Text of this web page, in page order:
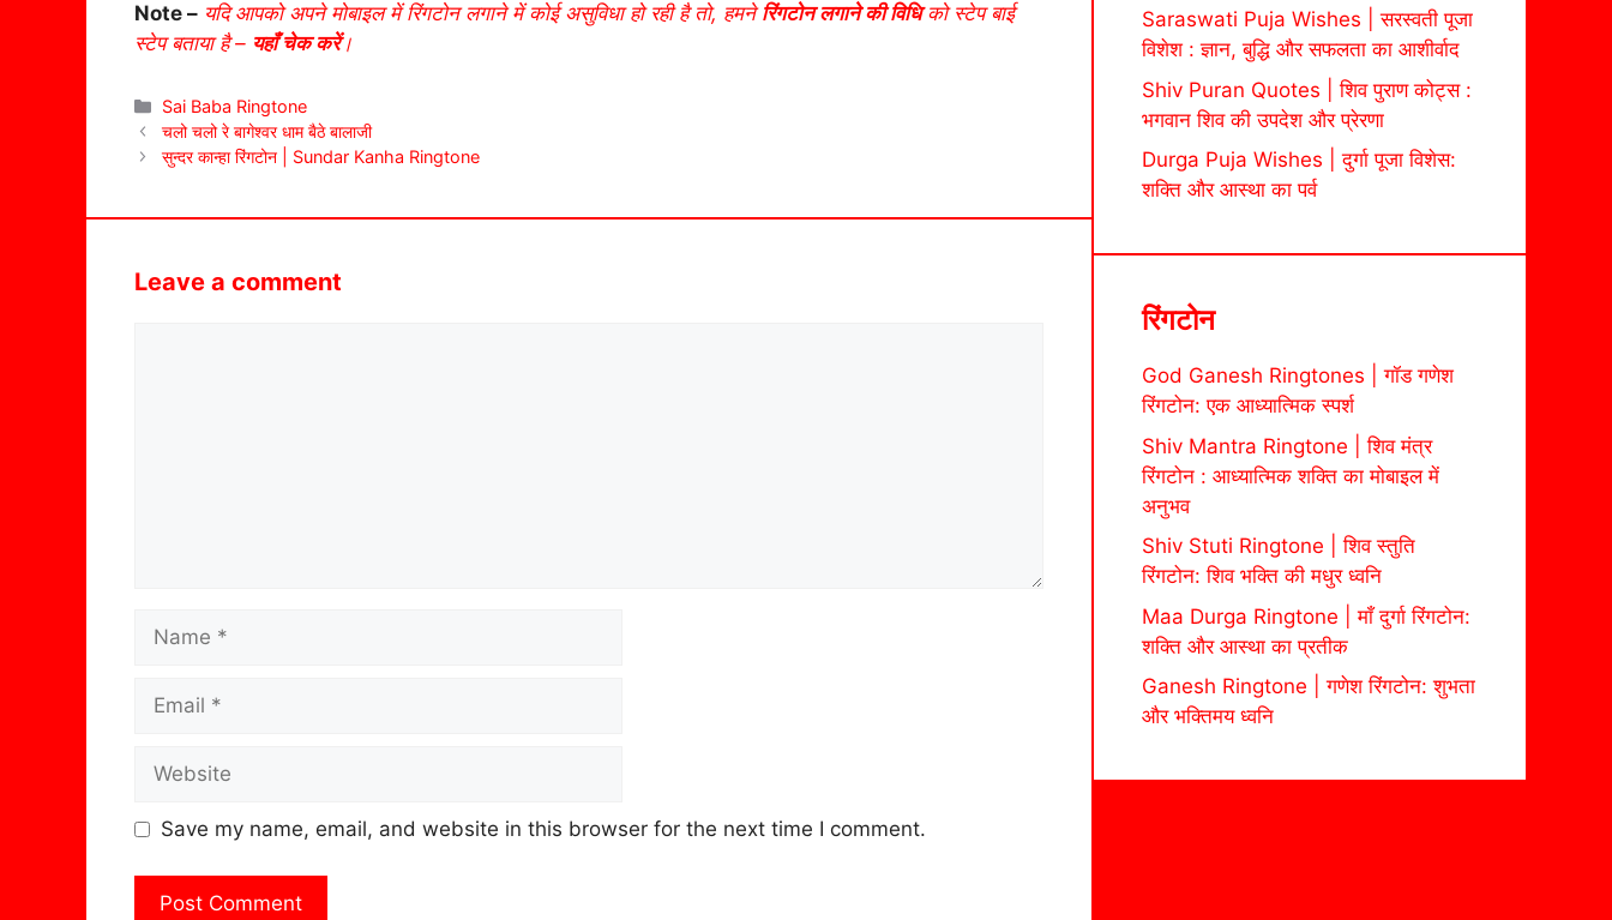
Note – यदि आपको अपने मोबाइल में रिंगटोन लगाने में कोई असुविधा हो रही है तो, हमनेरिंगटोन लगाने की विधिको स्टेप बाई
स्टेप बताया है – यहाँ चेक करें।
Categories
Sai Baba Ringtone
चलो चलो रे बागेश्वर धाम बैठे बालाजी
सुन्दर कान्हा रिंगटोन | Sundar Kanha Ringtone
Leave a comment
Name
Email
Website
Save my name, email, and website in this browser for the next time I comment.
Saraswati Puja Wishes | सरस्वती पूजा
विशेश : ज्ञान, बुद्धि और सफलता का आशीर्वाद
Shiv Puran Quotes | शिव पुराण कोट्स :
भगवान शिव की उपदेश और प्रेरणा
Durga Puja Wishes | दुर्गा पूजा विशेस:
शक्ति और आस्था का पर्व
रिंगटोन
God Ganesh Ringtones | गॉड गणेश
रिंगटोन: एक आध्यात्मिक स्पर्श
Shiv Mantra Ringtone | शिव मंत्र
रिंगटोन : आध्यात्मिक शक्ति का मोबाइल में
अनुभव
Shiv Stuti Ringtone | शिव स्तुति
रिंगटोन: शिव भक्ति की मधुर ध्वनि
Maa Durga Ringtone | माँ दुर्गा रिंगटोन:
शक्ति और आस्था का प्रतीक
Ganesh Ringtone | गणेश रिंगटोन: शुभता
और भक्तिमय ध्वनि